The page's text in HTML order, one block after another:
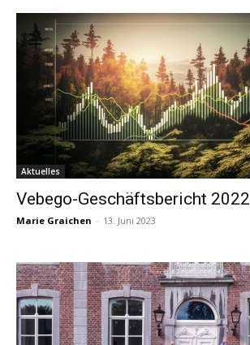
Aktuelles
Vebego-Geschäftsbericht 2022
Marie Graichen - 13. Juni 2023